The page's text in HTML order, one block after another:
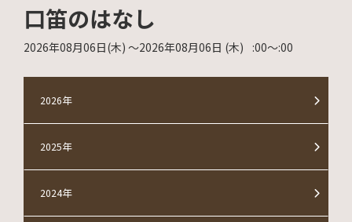
口笛のはなし
2026年08月06日(木) 〜2026年08月06日 (木) :00〜:00
2026年
2025年
2024年